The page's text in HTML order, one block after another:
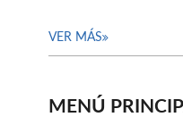
VER MÁS
MENÚ